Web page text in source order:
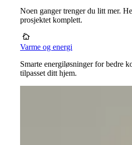
Noen ganger trenger du litt mer.
prosjektet komplett.
Varme og energi
Smarte energiløsninger for bedre
tilpasset ditt hjem.